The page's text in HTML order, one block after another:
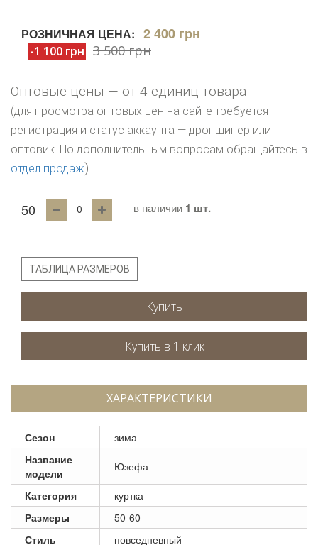
РОЗНИЧНАЯ ЦЕНА: 2 400 грн
-1 100 грн 3 500 грн
Оптовые цены — от 4 единиц товара
(для просмотра оптовых цен на сайте требуется
регистрация и статус аккаунта — дропшипер или
оптовик. По дополнительным вопросам обращайтесь в
отдел продаж)
50 в наличии 1 шт.
ТАБЛИЦА РАЗМЕРОВ
Купить
ХАРАКТЕРИСТИКИ
Сезон
зима
Название
модели
Юзефа
Категория
куртка
Размеры
50-60
Стиль
повседневный